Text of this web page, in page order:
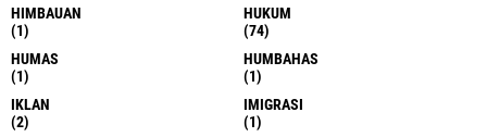
HIMBAUAN
(1)
HUKUM
(74)
HUMAS
(1)
HUMBAHAS
(1)
IKLAN
(2)
IMIGRASI
(1)